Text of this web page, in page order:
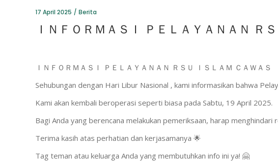
17 April 2025 Berita
ＩＮＦＯＲＭＡＳＩ ＰＥＬＡＹＡＮＡＮ Ｒ
ＩＮＦＯＲＭＡＳＩ ＰＥＬＡＹＡＮＡＮ ＲＳＵ ＩＳＬＡＭ ＣＡＷＡＳ
Sehubungan dengan Hari Libur Nasional , kami informasikan bahwa
Kami akan kembali beroperasi seperti biasa pada Sabtu, 19 April 2025.
Bagi Anda yang berencana melakukan pemeriksaan, harap
Terima kasih atas perhatian dan kerjasamanya 🌟
Tag teman atau keluarga Anda yang membutuhkan info ini ya! 🤗